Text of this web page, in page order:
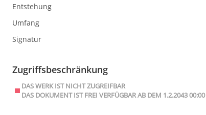
Entstehung
Umfang
Signatur
Zugriffsbeschränkung
DAS WERK IST NICHT ZUGREIFBAR
DAS DOKUMENT IST FREI VERFÜGBAR AB DEM 1.2.2043 00:00